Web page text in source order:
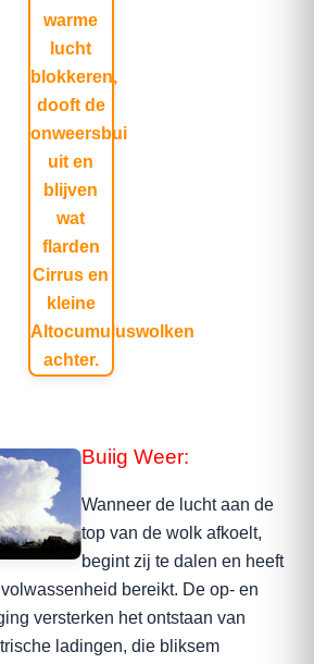
Buiig Weer:
Wanneer de lucht aan de
top van de wolk afkoelt,
begint zij te dalen en heeft
bereikt. De op- en
versterken het ontstaan van
ladingen, die bliksem